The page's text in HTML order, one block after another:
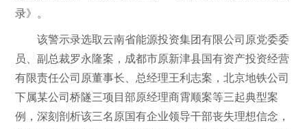
录》。
该警示录选取云南省能源投资集团有限公司原党委委
员、副总裁罗永隆案，成都市原新津县国有资产投资经营
有限责任公司原董事长、总经理王利志案，北京地铁公司
下属某公司桥隧三项目部原经理商霄顺案等三起典型案
例，深刻剖析该三名原国有企业领导干部丧失理想信念，